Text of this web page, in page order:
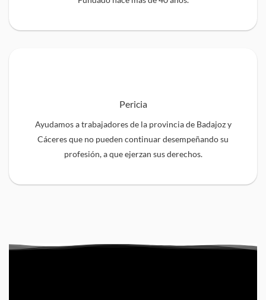
Pericia
Ayudamos a trabajadores de la provincia de Badajoz y
Cáceres que no pueden continuar desempeñando su
profesión, a que ejerzan sus derechos.